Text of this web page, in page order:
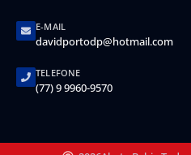
E-MAIL
davidportodp@hotmail.com
TELEFONE
(77) 9 9960-9570